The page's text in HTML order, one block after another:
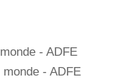
- ADFE
- ADFE